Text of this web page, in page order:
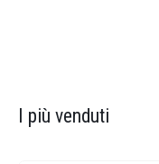
I più venduti